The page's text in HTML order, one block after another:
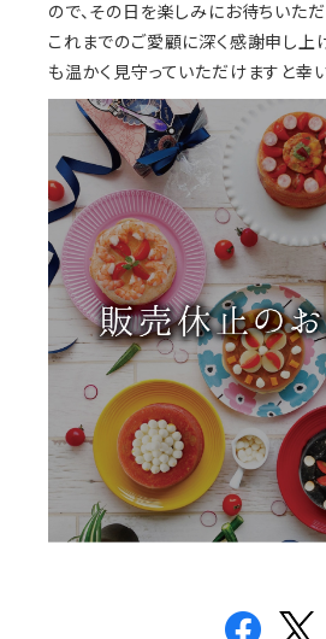
ので、その日を楽しみにお待ちいた
これまでのご愛顧に深く感謝申し上
も温かく見守っていただけますと幸い